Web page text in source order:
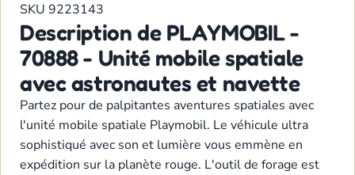
SKU 9223143
Description de PLAYMOBIL -
70888 - Unité mobile spatiale
avec astronautes et navette
Partez pour de palpitantes aventures spatiales avec
l'unité mobile spatiale Playmobil. Le véhicule ultra
sophistiqué avec son et lumière vous emmène en
expédition sur la planète rouge. L'outil de forage est